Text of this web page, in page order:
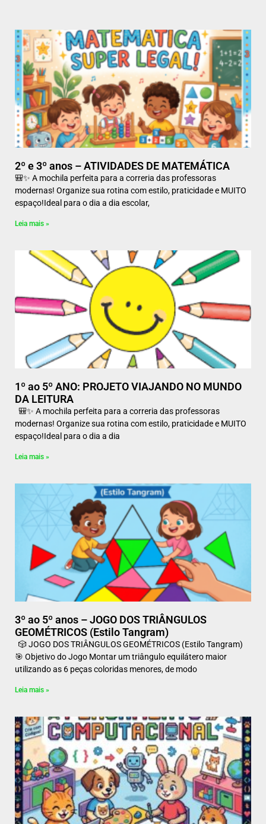
2º e 3º anos – ATIVIDADES DE MATEMÁTICA
🎒✨ A mochila perfeita para a correria das professoras
modernas! Organize sua rotina com estilo, praticidade e MUITO
espaço!Ideal para o dia a dia escolar,
Leia mais »
1º ao 5º ANO: PROJETO VIAJANDO NO MUNDO
DA LEITURA
🎒✨ A mochila perfeita para a correria das professoras
modernas! Organize sua rotina com estilo, praticidade e MUITO
espaço!Ideal para o dia a dia
Leia mais »
3º ao 5º anos – JOGO DOS TRIÂNGULOS
GEOMÉTRICOS (Estilo Tangram)
🎲 JOGO DOS TRIÂNGULOS GEOMÉTRICOS (Estilo Tangram)
🎯 Objetivo do Jogo Montar um triângulo equilátero maior
utilizando as 6 peças coloridas menores, de modo
Leia mais »